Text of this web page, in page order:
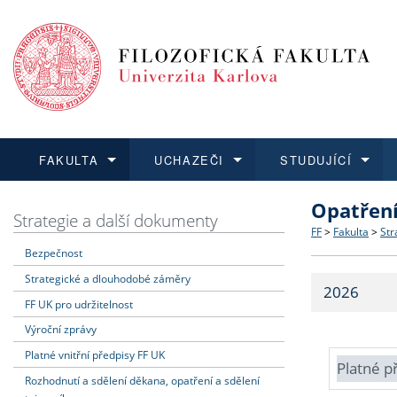
FAKULTA
Dozvědět se více
Struktura
Strategie
Fakultní
UCHAZEČI
Podat přihlášku
Co
Učitelské
STUDUJÍCÍ
Dozvědět se více
Dozvědět se více
O vědě a
Dozvědět se více
Aktuální
Strategie a další dokumenty
Bezpečnost
Strategické a dlouhodobé záměry
FF UK pro udržitelnost
Výroční zprávy
Platné vnitřní předpisy FF UK
Rozhodnutí a sdělení děkana, opatření a sdělení
FF > Fakulta >
2026
Platné